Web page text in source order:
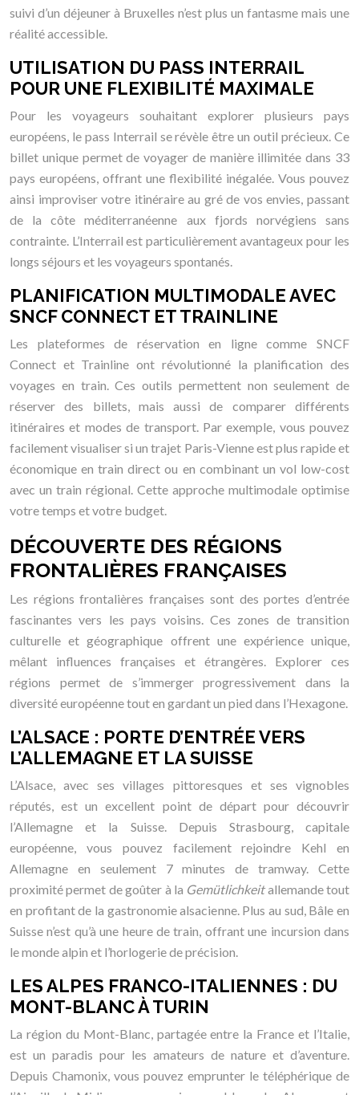
suivi d’un déjeuner à Bruxelles n’est plus un fantasme mais une
réalité accessible.
UTILISATION DU PASS INTERRAIL
POUR UNE FLEXIBILITÉ MAXIMALE
Pour les voyageurs souhaitant explorer plusieurs pays
européens, le pass Interrail se révèle être un outil précieux. Ce
billet unique permet de voyager de manière illimitée dans 33
pays européens, offrant une flexibilité inégalée. Vous pouvez
ainsi improviser votre itinéraire au gré de vos envies, passant
de la côte méditerranéenne aux fjords norvégiens sans
contrainte. L’Interrail est particulièrement avantageux pour les
longs séjours et les voyageurs spontanés.
PLANIFICATION MULTIMODALE AVEC
SNCF CONNECT ET TRAINLINE
Les plateformes de réservation en ligne comme SNCF
Connect et Trainline ont révolutionné la planification des
voyages en train. Ces outils permettent non seulement de
réserver des billets, mais aussi de comparer différents
itinéraires et modes de transport. Par exemple, vous pouvez
facilement visualiser si un trajet Paris-Vienne est plus rapide et
économique en train direct ou en combinant un vol low-cost
avec un train régional. Cette approche multimodale optimise
votre temps et votre budget.
DÉCOUVERTE DES RÉGIONS
FRONTALIÈRES FRANÇAISES
Les régions frontalières françaises sont des portes d’entrée
fascinantes vers les pays voisins. Ces zones de transition
culturelle et géographique offrent une expérience unique,
mêlant influences françaises et étrangères. Explorer ces
régions permet de s’immerger progressivement dans la
diversité européenne tout en gardant un pied dans l’Hexagone.
L’ALSACE : PORTE D’ENTRÉE VERS
L’ALLEMAGNE ET LA SUISSE
L’Alsace, avec ses villages pittoresques et ses vignobles
réputés, est un excellent point de départ pour découvrir
l’Allemagne et la Suisse. Depuis Strasbourg, capitale
européenne, vous pouvez facilement rejoindre Kehl en
Allemagne en seulement 7 minutes de tramway. Cette
proximité permet de goûter à la Gemütlichkeitallemande tout
en profitant de la gastronomie alsacienne. Plus au sud, Bâle en
Suisse n’est qu’à une heure de train, offrant une incursion dans
le monde alpin et l’horlogerie de précision.
LES ALPES FRANCO-ITALIENNES : DU
MONT-BLANC À TURIN
La région du Mont-Blanc, partagée entre la France et l’Italie,
est un paradis pour les amateurs de nature et d’aventure.
Depuis Chamonix, vous pouvez emprunter le téléphérique de